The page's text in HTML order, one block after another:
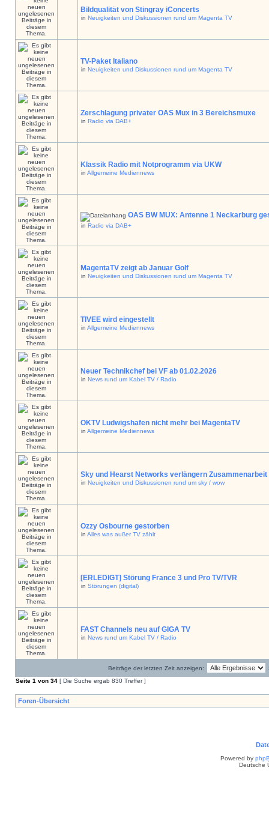
Bildqualität von Stingray iConcerts
in Neuigkeiten und Diskussionen rund um Magenta TV
TV-Paket Italiano
in Neuigkeiten und Diskussionen rund um Magenta TV
Zerschlagung privater OAS Mux in 3 Bereichsmuxe
in Radio via DAB+
Klassik Radio mit Notprogramm via UKW
in Allgemeine Mediennews
OAS BW MUX: Antenne 1 Neckarburg
in Radio via DAB+
MagentaTV zeigt ab Januar Golf
in Neuigkeiten und Diskussionen rund um Magenta TV
TIVEE wird eingestellt
in Allgemeine Mediennews
Neuer Technikchef bei VF ab 01.02.2026
in News rund um Kabel TV / Radio
OKTV Ludwigshafen nicht mehr bei MagentaTV
in Allgemeine Mediennews
Sky und Hearst Networks verlängern Zusammenarbeit
in Neuigkeiten und Diskussionen rund um sky / wow
Ozzy Osbourne gestorben
in Alles was außer TV zählt
[ERLEDIGT] Störung France 3 und Pro TV/TVR
in Störungen (digital)
FAST Channels neu auf GIGA TV
in News rund um Kabel TV / Radio
Beiträge der letzten Zeit anzeigen:
Seite 1 von 34 [ Die Suche ergab 830 Treffer ]
Foren-Übersicht
Powered by
Deutsche